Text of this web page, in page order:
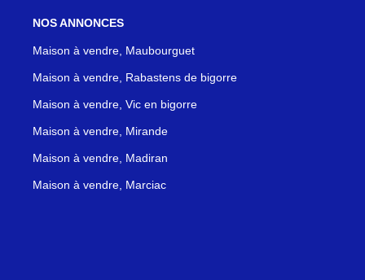
NOS ANNONCES
Maison à vendre, Maubourguet
Maison à vendre, Rabastens de bigorre
Maison à vendre, Vic en bigorre
Maison à vendre, Mirande
Maison à vendre, Madiran
Maison à vendre, Marciac